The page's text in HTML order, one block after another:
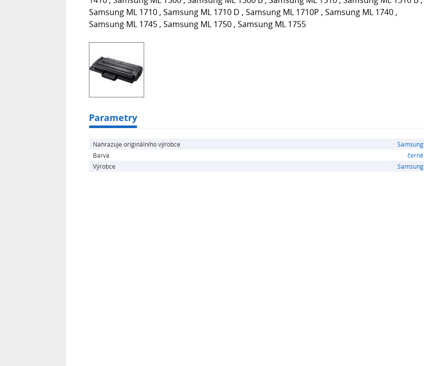
Samsung ML 1710 , Samsung ML 1710 D , Samsung ML 1710P , Samsung ML 1740 ,
Samsung ML 1745 , Samsung ML 1750 , Samsung ML 1755
Parametry
Nahrazuje originálního výrobce
Samsung
Barva
černé
Výrobce
Samsung